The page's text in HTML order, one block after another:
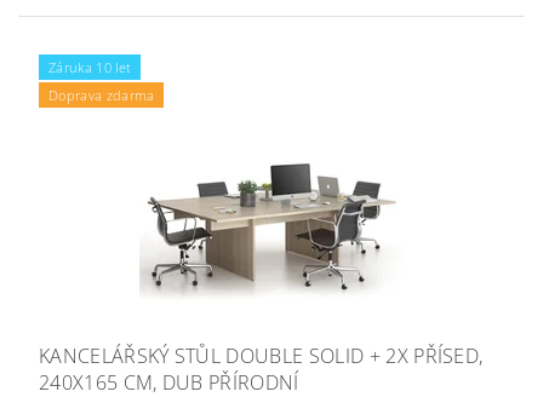
Záruka 10 let
Doprava zdarma
KANCELÁŘSKÝ STŮL DOUBLE SOLID + 2X PŘÍSED,
240X165 CM, DUB PŘÍRODNÍ